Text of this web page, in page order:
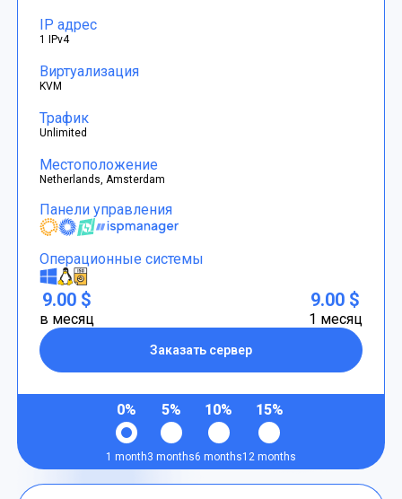
IP адрес
1 IPv4
Виртуализация
KVM
Трафик
Unlimited
Местоположение
Netherlands, Amsterdam
Панели управления
Операционные системы
9.00 $
в месяц
Заказать сервер
9.00 $
1 месяц
0%
1 month
5%
3 months
10%
6 months
15%
12 months